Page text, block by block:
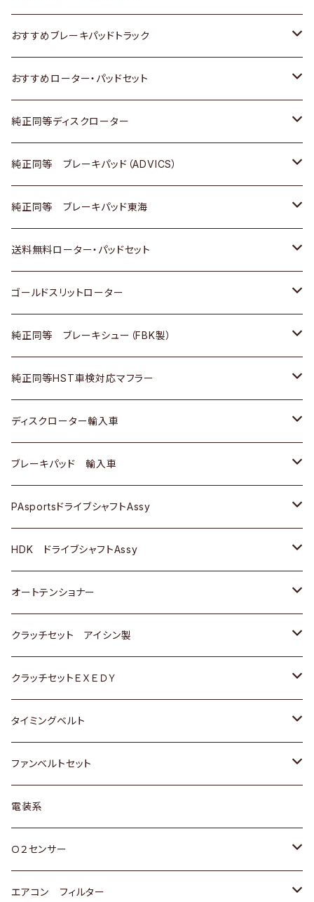
いすゞ
ダイハツ
マツダ
三菱
スバル
日野
三菱ふそう
ＢＭＷ
日産
いすゞ
ダイハツ
マツダ
三菱
日野
三菱ふそう
日産
いすゞ
ダイハツ
三菱
日野
三菱ふそう
その他
ホンダ
スズキ
日産
ダイハツ
マツダ
三菱
スバル
トヨタ
ホンダ
スズキ
日産
いすゞ
ダイハツ
マツダ
三菱
スバル
おすすめブレーキパッドトラック
トヨタ
日産
いすゞ
ダイハツ
マツダ
三菱
おすすめローター・パッドセット
トヨタ
ホンダ
スズキ
日産
ダイハツ
マツダ
三菱
スバル
純正同等ディスクローター
トヨタ
ホンダ
スズキ
日産
いすゞ
ダイハツ
マツダ
三菱
スバル
ＢＥＮＺ
純正同等 ブレーキパッド（ADVICS）
トヨタ
ホンダ
スズキ
日産
ダイハツ
マツダ
三菱
スバル
純正同等 ブレーキパッド東海
トヨタ
ホンダ
日産
いすゞ
ダイハツ
マツダ
三菱
スバル
送料無料ローター・パッドセット
トヨタ
ホンダ
スズキ
日産
ダイハツ
マツダ
三菱
スバル
ゴールドスリットローター
トヨタ
ホンダ
スズキ
日産
ダイハツ
マツダ
三菱
スバル
純正同等 ブレーキシュー（FBK製）
ホンダ
スズキ
日産
ダイハツ
マツダ
三菱
スバル
純正同等HST車検対応マフラー
トヨタ
ホンダ
スズキ
日産
いすゞ
ダイハツ
マツダ
三菱
スバル
日野
ディスクローター輸入車
ＡＵＤＩ
ＢＥＮＺ
ＢＭＷ
GOLF
ＷＡＧＥＮ
アストロ（シボレー）
クライスラー
ブレーキパッド 輸入車
ＢＥＮＺ
ＢＭＷ
ＷＡＧＥＮ
ＶＯＬＶＯ
PAsportsドライブシャフトAssy
トヨタ
ホンダ
スズキ
日産
ダイハツ
マツダ
三菱
スバル
HDK ドライブシャフトAssy
スズキ
ダイハツ
日産
ホンダ
マツダ
オートテンショナー
トヨタ
クラッチセット アイシン製
ホンダ
スズキ
ダイハツ
マツダ
三菱
スバル
クラッチセットＥＸＥＤＹ
ホンダ
スズキ
日産
ダイハツ
マツダ
タイミングベルト
トヨタ
スズキ
ダイハツ
三菱
ファンベルトセット
トヨタ
ホンダ
スズキ
電装系
Ｏ２センサー
トヨタ
エアコン フィルター